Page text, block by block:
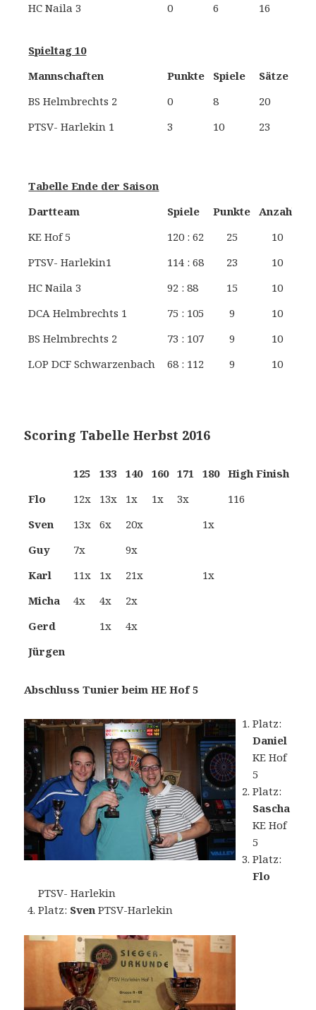
HC Naila 3
0 6 16
Spieltag 10
Mannschaften
Punkte Spiele
Sätze
BS Helmbrechts 2
0 8 20
PTSV- Harlekin 1
3 10 23
Tabelle Ende der Saison
Dartteam
Spiele Punkte Anzahl
KE Hof 5
120 : 62 25 10
PTSV- Harlekin1
114 : 68 23 10
HC Naila 3
92 : 88 15 10
DCA Helmbrechts 1
75 : 105 9 10
BS Helmbrechts 2
73 : 107 9 10
LOP DCF Schwarzenbach
68 : 112 9 10
Scoring Tabelle Herbst 2016
125 133 140 160 171 180 High Finish
Flo
12x 13x 1x 1x 3x
116
Sven
13x 6x 20x
1x
Guy
7x
9x
Karl
11x 1x 21x
1x
Micha
4x 4x
2x
Gerd
1x
4x
Jürgen
Abschluss Tunier beim HE Hof 5
Platz:
Daniel
KE Hof
5
Platz:
Sascha
KE Hof
5
Platz:
Flo
PTSV- Harlekin
Platz: Sven PTSV-Harlekin